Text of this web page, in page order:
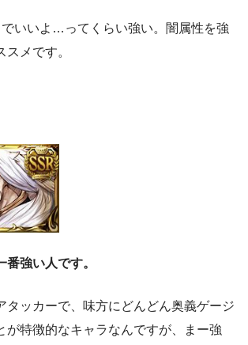
でいいよ…ってくらい強い。闇属性を強
メです。
強い人です。
タッカーで、味方にどんどん奥義ゲージ
が特徴的なキャラなんですが、まー強